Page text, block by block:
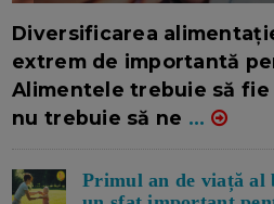
Diversificarea
extrem de importantă
Alimentele trebuie să
nu trebuie să ne ...
Primul an de viață al